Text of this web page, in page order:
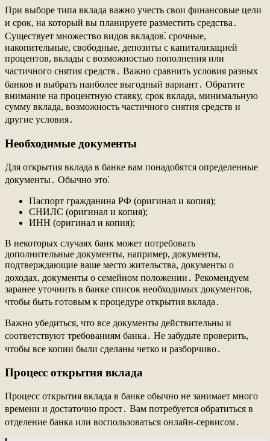
При выборе типа вклада важно учесть свои финансовые цели
и срок, на который вы планируете разместить средства․
Существует множество видов вкладов⁚ срочные,
накопительные, свободные, депозиты с капитализацией
процентов, вклады с возможностью пополнения или
частичного снятия средств․ Важно сравнить условия разных
банков и выбрать наиболее выгодный вариант․ Обратите
внимание на процентную ставку, срок вклада, минимальную
сумму вклада, возможность частичного снятия средств и
другие условия․
Необходимые документы
Для открытия вклада в банке вам понадобятся определенные
документы․ Обычно это⁚
Паспорт гражданина РФ (оригинал и копия);
СНИЛС (оригинал и копия);
ИНН (оригинал и копия);
В некоторых случаях банк может потребовать
дополнительные документы, например, документы,
подтверждающие ваше место жительства, документы о
доходах, документы о семейном положении․ Рекомендуем
заранее уточнить в банке список необходимых документов,
чтобы быть готовым к процедуре открытия вклада․
Важно убедиться, что все документы действительны и
соответствуют требованиям банка․ Не забудьте проверить,
чтобы все копии были сделаны четко и разборчиво․
Процесс открытия вклада
Процесс открытия вклада в банке обычно не занимает много
времени и достаточно прост․ Вам потребуется обратиться в
отделение банка или воспользоваться онлайн-сервисом․